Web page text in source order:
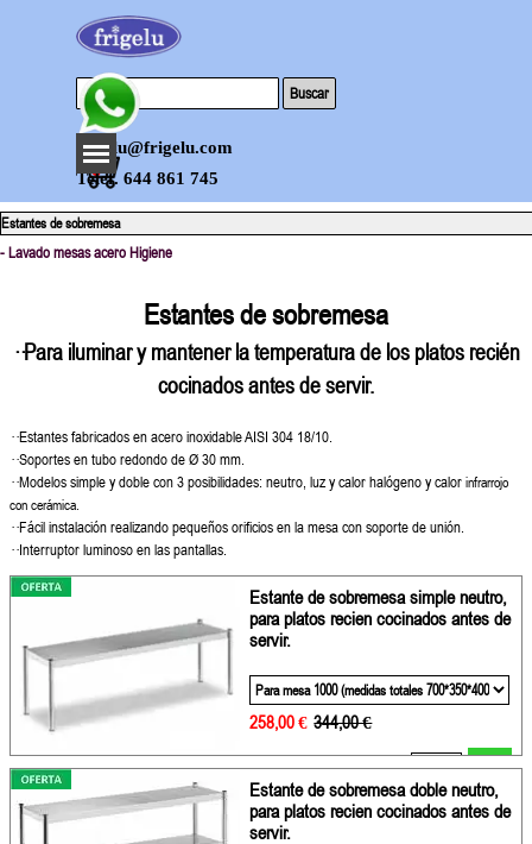
Telef. 644 861 745
frigelu@frigelu.com
Saltar menú
0
Buscar
Estantes de sobremesa
- Lavado mesas acero Higiene
Estantes de sobremesa
··Para iluminar y mantener la temperatura de los platos recién
cocinados antesde servir.
··Estantes fabricados en acero inoxidable AISI 304 18/10.
··Soportes en tubo redondo de Ø 30 mm.
··Modelos simple y doble con 3 posibilidades: neutro, luz y calor halógeno y calor infrarrojo
con cerámica.
··Fácil instalación realizando pequeños orificios en la mesa con soporte de unión.
··Interruptor luminoso en las pantallas.
Estante de sobremesa simple neutro,
para platos recien cocinados antes de
servir.
258,00 € Precio sin descuento
344,00 €
Añadir
Estante de sobremesa doble neutro,
para platos recien cocinados antes de
servir.